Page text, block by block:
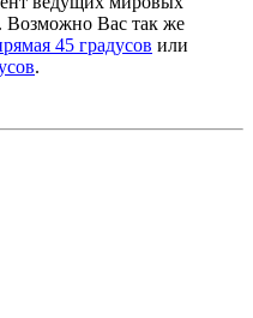
Возможно Вас так же
45 градусов или
.